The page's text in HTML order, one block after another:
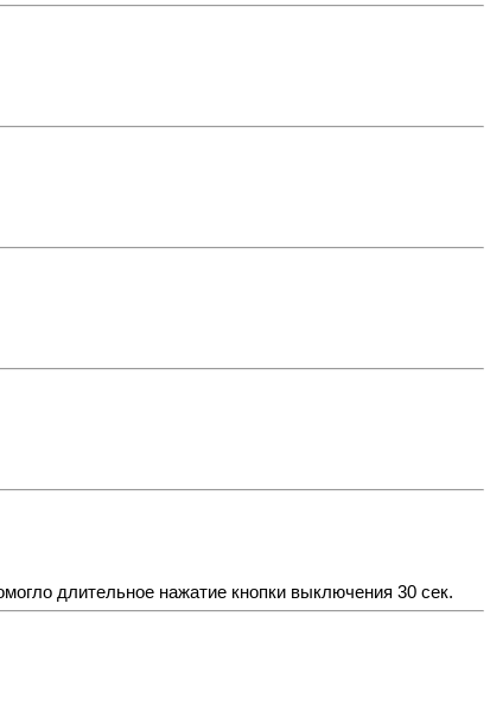
длительное нажатие кнопки выключения 30 сек.